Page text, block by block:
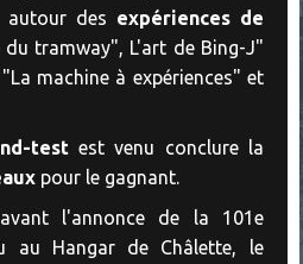
autour des expériences de
du tramway", L'art de Bing-J"
machine à expériences" et
test est venu conclure la
pour le gagnant.
l'annonce de la 101e
au Hangar de Châlette, le